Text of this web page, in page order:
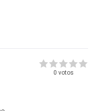
0 votos